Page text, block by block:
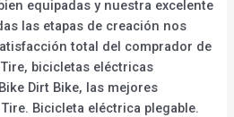
equipadas y nuestra excelente
las etapas de creación nos
total del comprador de
bicicletas eléctricas
Dirt Bike, las mejores
Bicicleta eléctrica plegable.